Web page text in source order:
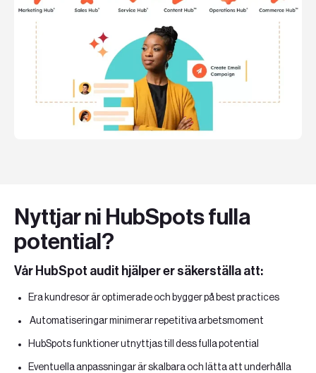
Teknologier
Boka ett möte
Nyttjar ni HubSpots fulla
potential?
Vår HubSpot audit hjälper er säkerställa att:
Era kundresor är optimerade och bygger på best practices
Automatiseringar minimerar repetitiva arbetsmoment
HubSpots funktioner utnyttjas till dess fulla potential
Eventuella anpassningar är skalbara och lätta att underhålla